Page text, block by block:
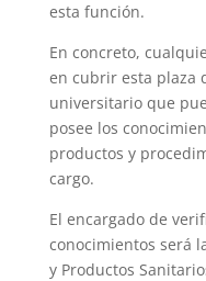
esta función.
En concreto,
en cubrir esta plaza
universitario que
posee los
productos y
cargo.
El encargado de
conocimientos será
y Productos